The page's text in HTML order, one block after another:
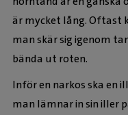
är mycket lång. Oftast
man skär sig igenom
bända ut roten.
Inför en narkos ska en
man lämnar in sin iller